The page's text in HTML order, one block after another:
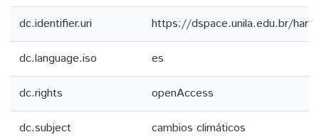
dc.identifier.uri https://dspace.unila.edu.br/
dc.language.iso es
dc.rights openAccess
dc.subject cambios climáticos